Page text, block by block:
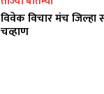
विवेक विचार मंच जिल्हा
चव्हाण